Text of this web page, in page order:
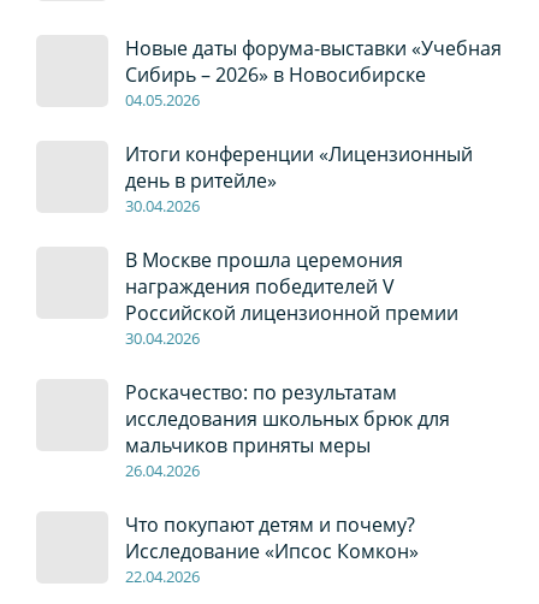
Новые даты форума-выставки «Учебная
Сибирь – 2026» в Новосибирске
04.05.2026
Итоги конференции «Лицензионный
день в ритейле»
30.04.2026
В Москве прошла церемония
награждения победителей V
Российской лицензионной премии
30.04.2026
Роскачество: по результатам
исследования школьных брюк для
мальчиков приняты меры
26.04.2026
Что покупают детям и почему?
Исследование «Ипсос Комкон»
22.04.2026